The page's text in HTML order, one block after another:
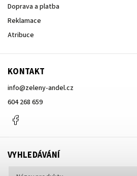
Doprava a platba
Reklamace
Atribuce
KONTAKT
info@zeleny-andel.cz
604 268 659
VYHLEDÁVÁNÍ